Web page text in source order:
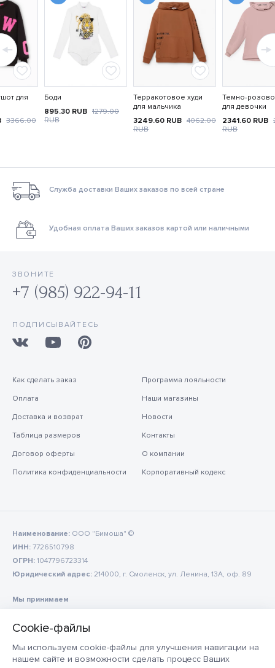
Мы используем cookie-файлы для улучшения навигации на
нашем сайте и возможности сделать процесс Ваших
для
3366.00
Боди
895.30 RUB 1279.00
RUB
Терракотовое худи
для мальчика
3249.60 RUB 4062.00
RUB
Темно-
для девочки
2341.60 RUB
RUB
Служба доставки Ваших заказов по всей стране
Удобная оплата Ваших заказов картой или наличными
ЗВОНИТЕ
+7 (985) 922-94-11
ПОДПИСЫВАЙТЕСЬ
Как сделать заказ
Оплата
Доставка и возврат
Таблица размеров
Договор оферты
Политика конфиденциальности
Программа лояльности
Наши магазины
Новости
Контакты
О компании
Корпоративный кодекс
Наименование: ООО "Бимоша" ©
ИНН: 7726510798
ОГРН: 1047796723314
Юридический адрес: 214000, г. Смоленск, ул. Ленина, 13А, оф. 89
Мы принимаем